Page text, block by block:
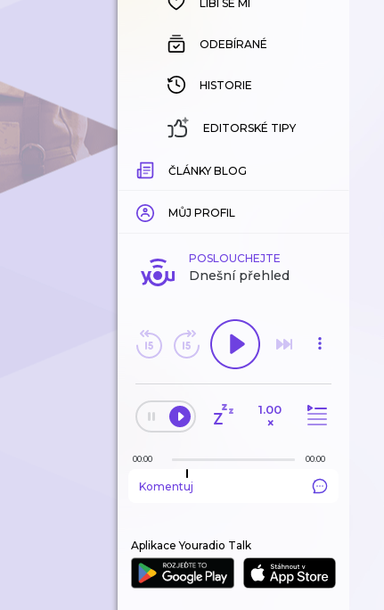
HISTORIE
LÍBÍ SE MI
ODEBÍRANÉ
HISTORIE
EDITORSKÉ TIPY
ČLÁNKY BLOG
MŮJ PROFIL
POSLOUCHEJTE
Dnešní přehled
1.00
×
00:00 00:00
Komentuj
Aplikace Youradio Talk